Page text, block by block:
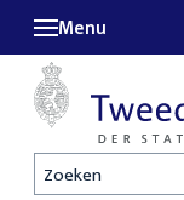
Zoeken
Menu